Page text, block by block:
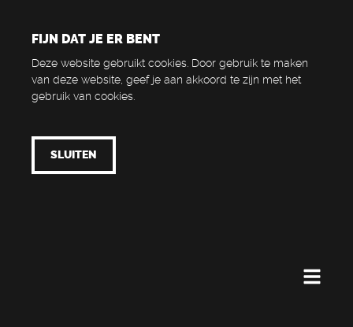
FIJN DAT JE ER BENT
Deze website gebruikt cookies. Door gebruik te maken
van deze website, geef je aan akkoord te zijn met het
gebruik van cookies.
SLUITEN